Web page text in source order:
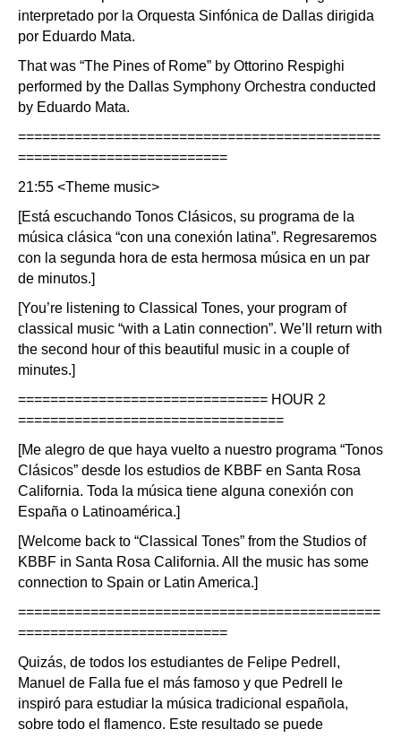
interpretado por la Orquesta Sinfónica de Dallas dirigida
por Eduardo Mata.
That was “The Pines of Rome” by Ottorino Respighi
performed by the Dallas Symphony Orchestra conducted
by Eduardo Mata.
=============================================
==========================
21:55 <Theme music>
[Está escuchando Tonos Clásicos, su programa de la
música clásica “con una conexión latina”. Regresaremos
con la segunda hora de esta hermosa música en un par
de minutos.]
[You’re listening to Classical Tones, your program of
classical music “with a Latin connection”. We’ll return with
the second hour of this beautiful music in a couple of
minutes.]
=============================== HOUR 2
=================================
[Me alegro de que haya vuelto a nuestro programa “Tonos
Clásicos” desde los estudios de KBBF en Santa Rosa
California. Toda la música tiene alguna conexión con
España o Latinoamérica.]
[Welcome back to “Classical Tones” from the Studios of
KBBF in Santa Rosa California. All the music has some
connection to Spain or Latin America.]
=============================================
==========================
Quizás, de todos los estudiantes de Felipe Pedrell,
Manuel de Falla fue el más famoso y que Pedrell le
inspiró para estudiar la música tradicional española,
sobre todo el flamenco. Este resultado se puede